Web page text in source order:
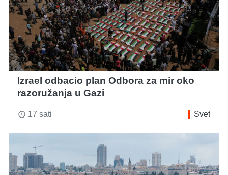
Izrael odbacio plan Odbora za mir oko
razoružanja u Gazi
access_time 17 sati Svet